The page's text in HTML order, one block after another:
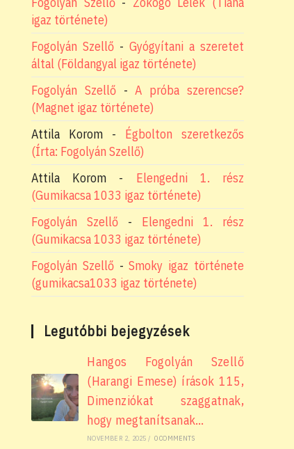
igaz története)
Fogolyán Szellő - Gyógyítani a szeretet
által (Földangyal igaz története)
Fogolyán Szellő-A próba szerencse?
(Magnet igaz története)
Attila Korom - Égbolton szeretkezős
(Írta: Fogolyán Szellő)
Attila Korom - Elengedni 1. rész
(Gumikacsa 1033 igaz története)
Fogolyán Szellő - Elengedni 1. rész
(Gumikacsa 1033 igaz története)
Fogolyán Szellő-Smoky igaz története
(gumikacsa1033 igaz története)
Legutóbbi bejegyzések
Hangos Fogolyán Szellő
(Harangi Emese) írások 115,
Dimenziókat szaggatnak,
hogy megtanítsanak…
NOVEMBER 2, 2025 / 0 COMMENTS